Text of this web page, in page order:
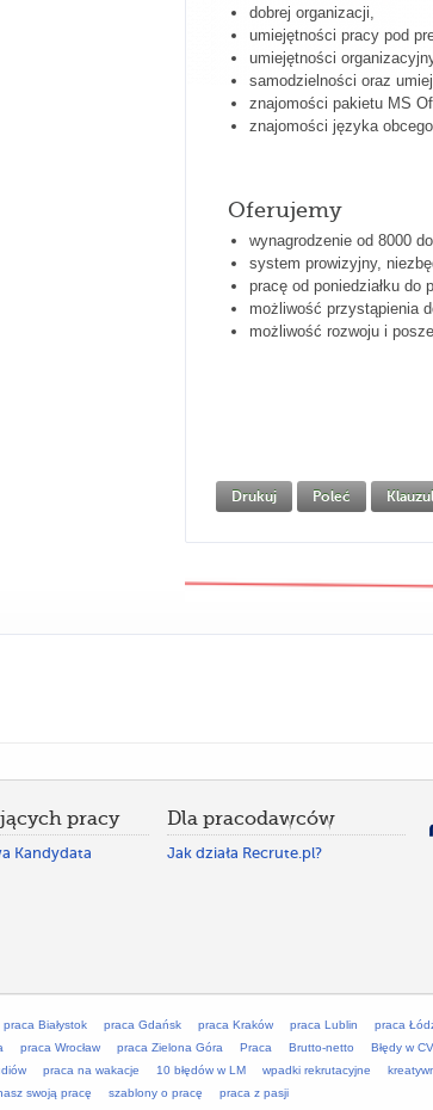
dobrej organizacji,
umiejętności pracy pod
umiejętności
samodzielności oraz
znajomości pakietu MS
znajomości języka
Oferujemy
wynagrodzenie od 8000
system prowizyjny,
pracę od poniedziałku do
możliwość przystąpienia
możliwość rozwoju i
Drukuj Poleć
pracy
Kandydata
Dla pracodawców
Jak działa Recrute.pl?
praca Białystok praca Gdańsk praca Kraków praca Lublin praca
praca Wrocław praca Zielona Góra Praca Brutto-netto Błędy w CV
praca na wakacje 10 błędów w LM wpadki rekrutacyjne
swoją pracę
szablony o pracę praca z pasji